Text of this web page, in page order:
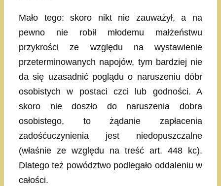
Mało tego: skoro nikt nie zauważył, a na
pewno nie robił młodemu małżeństwu
przykrości ze względu na wystawienie
przeterminowanych napojów, tym bardziej nie
da się uzasadnić poglądu o naruszeniu dóbr
osobistych w postaci czci lub godności. A
skoro nie doszło do naruszenia dobra
osobistego, to żądanie zapłacenia
zadośćuczynienia jest niedopuszczalne
(właśnie ze względu na treść art. 448 kc).
Dlatego też powództwo podlegało oddaleniu w
całości.